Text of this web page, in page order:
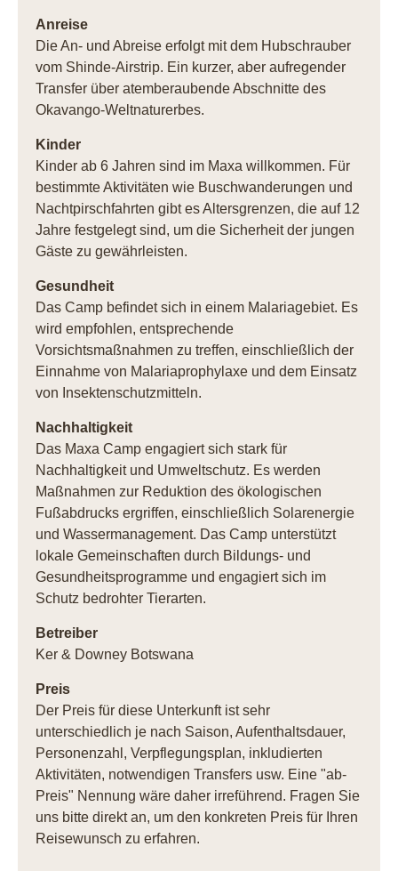
Anreise
Die An- und Abreise erfolgt mit dem Hubschrauber
vom Shinde-Airstrip. Ein kurzer, aber aufregender
Transfer über atemberaubende Abschnitte des
Okavango-Weltnaturerbes.
Kinder
Kinder ab 6 Jahren sind im Maxa willkommen. Für
bestimmte Aktivitäten wie Buschwanderungen und
Nachtpirschfahrten gibt es Altersgrenzen, die auf 12
Jahre festgelegt sind, um die Sicherheit der jungen
Gäste zu gewährleisten.
Gesundheit
Das Camp befindet sich in einem Malariagebiet. Es
wird empfohlen, entsprechende
Vorsichtsmaßnahmen zu treffen, einschließlich der
Einnahme von Malariaprophylaxe und dem Einsatz
von Insektenschutzmitteln.
Nachhaltigkeit
Das Maxa Camp engagiert sich stark für
Nachhaltigkeit und Umweltschutz. Es werden
Maßnahmen zur Reduktion des ökologischen
Fußabdrucks ergriffen, einschließlich Solarenergie
und Wassermanagement. Das Camp unterstützt
lokale Gemeinschaften durch Bildungs- und
Gesundheitsprogramme und engagiert sich im
Schutz bedrohter Tierarten.
Betreiber
Ker & Downey Botswana
Preis
Der Preis für diese Unterkunft ist sehr
unterschiedlich je nach Saison, Aufenthaltsdauer,
Personenzahl, Verpflegungsplan, inkludierten
Aktivitäten, notwendigen Transfers usw. Eine "ab-
Preis" Nennung wäre daher irreführend. Fragen Sie
uns bitte direkt an, um den konkreten Preis für Ihren
Reisewunsch zu erfahren.